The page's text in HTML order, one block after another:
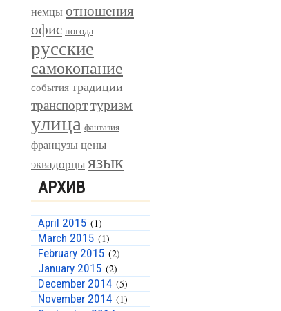
немцы отношения
офис погода
русские
самокопание
события традиции
транспорттуризм
улица фантазия
французы цены
эквадорцыязык
АРХИВ
April 2015 (1)
March 2015 (1)
February 2015 (2)
January 2015 (2)
December 2014 (5)
November 2014 (1)